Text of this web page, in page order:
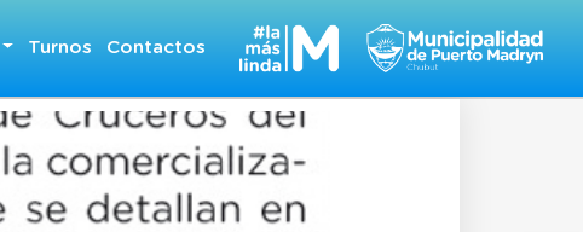
Turnos Contactos